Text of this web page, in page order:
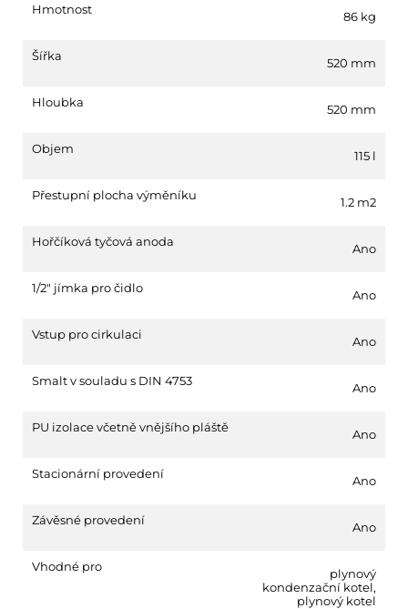
Hmotnost 86 kg
Šířka 520 mm
Hloubka 520 mm
Objem 115 l
Přestupní plocha výměníku 1.2 m2
Hořčíková tyčová anoda Ano
1/2" jímka pro čidlo Ano
Vstup pro cirkulaci Ano
Smalt v souladu s DIN 4753 Ano
PU izolace včetně vnějšího pláště Ano
Stacionární provedení Ano
Závěsné provedení Ano
Vhodné pro
plynový
kondenzační kotel,
plynový kotel